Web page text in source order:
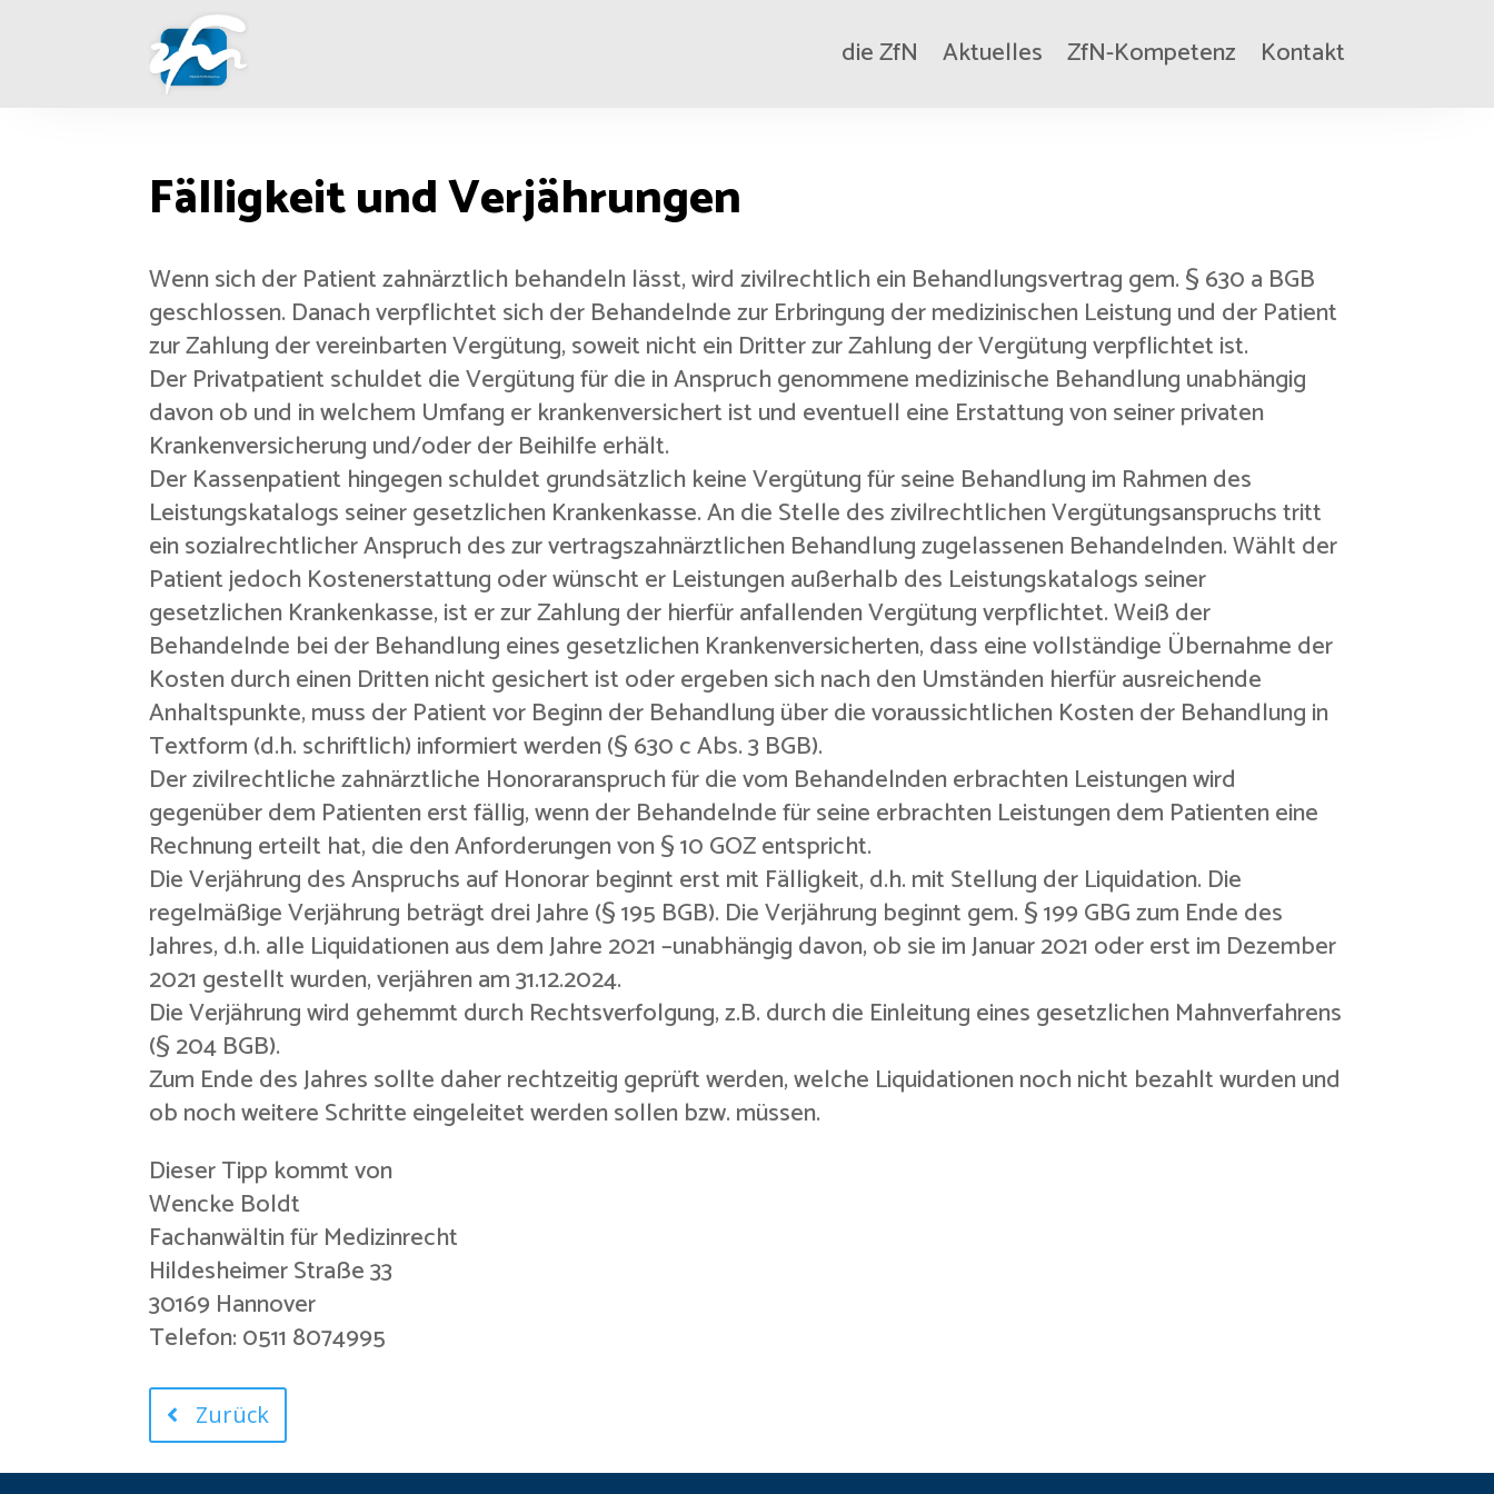
die ZfN Aktuelles ZfN-Kompetenz Kontakt
Fälligkeit und Verjährungen
Wenn sich der Patient zahnärztlich behandeln lässt, wird zivilrechtlich ein Behandlungsvertrag gem. § 630 a BGB
geschlossen. Danach verpflichtet sich der Behandelnde zur Erbringung der medizinischen Leistung und der Patient
zur Zahlung der vereinbarten Vergütung, soweit nicht ein Dritter zur Zahlung der Vergütung verpflichtet ist.
Der Privatpatient schuldet die Vergütung für die in Anspruch genommene medizinische Behandlung unabhängig
davon ob und in welchem Umfang er krankenversichert ist und eventuell eine Erstattung von seiner privaten
Krankenversicherung und/oder der Beihilfe erhält.
Der Kassenpatient hingegen schuldet grundsätzlich keine Vergütung für seine Behandlung im Rahmen des
Leistungskatalogs seiner gesetzlichen Krankenkasse. An die Stelle des zivilrechtlichen Vergütungsanspruchs tritt
ein sozialrechtlicher Anspruch des zur vertragszahnärztlichen Behandlung zugelassenen Behandelnden. Wählt der
Patient jedoch Kostenerstattung oder wünscht er Leistungen außerhalb des Leistungskatalogs seiner
gesetzlichen Krankenkasse, ist er zur Zahlung der hierfür anfallenden Vergütung verpflichtet. Weiß der
Behandelnde bei der Behandlung eines gesetzlichen Krankenversicherten, dass eine vollständige Übernahme der
Kosten durch einen Dritten nicht gesichert ist oder ergeben sich nach den Umständen hierfür ausreichende
Anhaltspunkte, muss der Patient vor Beginn der Behandlung über die voraussichtlichen Kosten der Behandlung in
Textform (d.h. schriftlich) informiert werden (§ 630 c Abs. 3 BGB).
Der zivilrechtliche zahnärztliche Honoraranspruch für die vom Behandelnden erbrachten Leistungen wird
gegenüber dem Patienten erst fällig, wenn der Behandelnde für seine erbrachten Leistungen dem Patienten eine
Rechnung erteilt hat, die den Anforderungen von § 10 GOZ entspricht.
Die Verjährung des Anspruchs auf Honorar beginnt erst mit Fälligkeit, d.h. mit Stellung der Liquidation. Die
regelmäßige Verjährung beträgt drei Jahre (§ 195 BGB). Die Verjährung beginnt gem. § 199 GBG zum Ende des
Jahres, d.h. alle Liquidationen aus dem Jahre 2021 –unabhängig davon, ob sie im Januar 2021 oder erst im Dezember
2021 gestellt wurden, verjähren am 31.12.2024.
Die Verjährung wird gehemmt durch Rechtsverfolgung, z.B. durch die Einleitung eines gesetzlichen Mahnverfahrens
(§ 204 BGB).
Zum Ende des Jahres sollte daher rechtzeitig geprüft werden, welche Liquidationen noch nicht bezahlt wurden und
ob noch weitere Schritte eingeleitet werden sollen bzw. müssen.
Dieser Tipp kommt von
Wencke Boldt
Fachanwältin für Medizinrecht
Hildesheimer Straße 33
30169 Hannover
Telefon: 0511 8074995
Zurück